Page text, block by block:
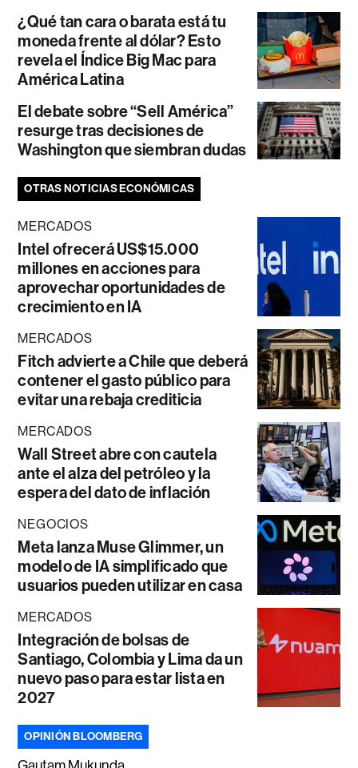
¿Qué tan cara o barata está tu
moneda frente al dólar? Esto
revela el Índice Big Mac para
América Latina
El debate sobre “Sell América”
resurge tras decisiones de
Washington que siembran dudas
OTRAS NOTICIAS ECONÓMICAS
MERCADOS
Intel ofrecerá US$15.000
millones en acciones para
aprovechar oportunidades de
crecimiento en IA
MERCADOS
Fitch advierte a Chile que deberá
contener el gasto público para
evitar una rebaja crediticia
MERCADOS
Wall Street abre con cautela
ante el alza del petróleo y la
espera del dato de inflación
NEGOCIOS
Meta lanza Muse Glimmer, un
modelo de IA simplificado que
usuarios pueden utilizar en casa
MERCADOS
Integración de bolsas de
Santiago, Colombia y Lima da un
nuevo paso para estar lista en
2027
OPINIÓN BLOOMBERG